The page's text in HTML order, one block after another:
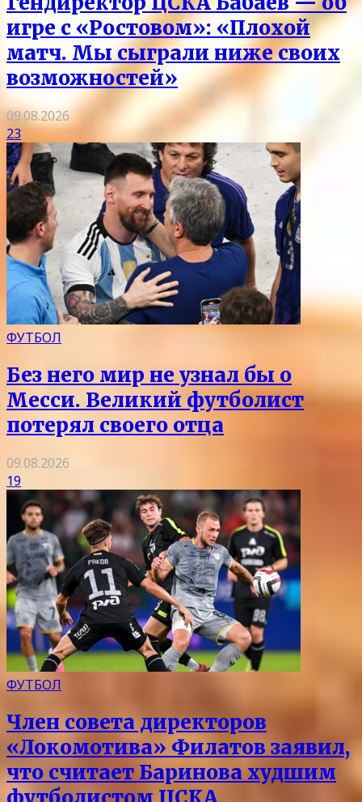
игре с «Ростовом»: «Плохой
матч. Мы сыграли ниже своих
возможностей»
09.08.2026
23
ФУТБОЛ
Без него мир не узнал бы о
Месси. Великий футболист
потерял своего отца
09.08.2026
19
ФУТБОЛ
Член совета директоров
«Локомотива» Филатов заявил,
что считает Баринова худшим